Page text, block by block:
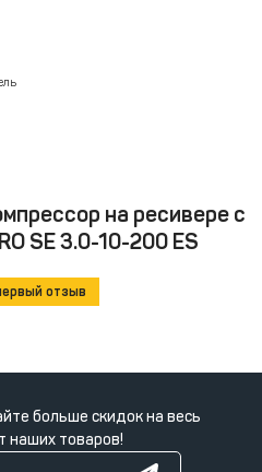
на ресивере с
SE 3.0-10-200 ES
отзыв
больше скидок на весь
наших товаров!